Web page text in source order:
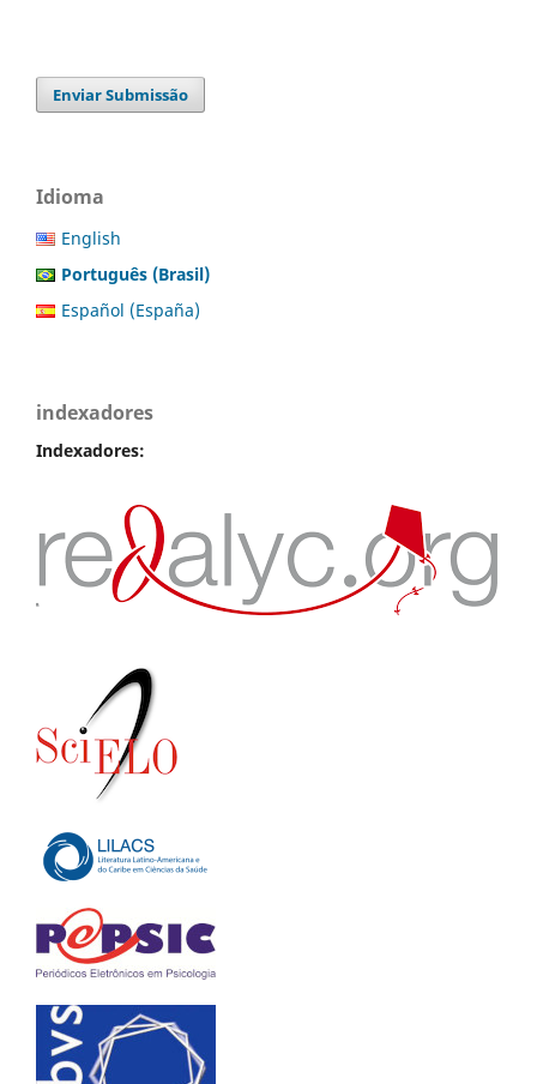
Enviar Submissão
Idioma
English
Português (Brasil)
Español (España)
indexadores
Indexadores: